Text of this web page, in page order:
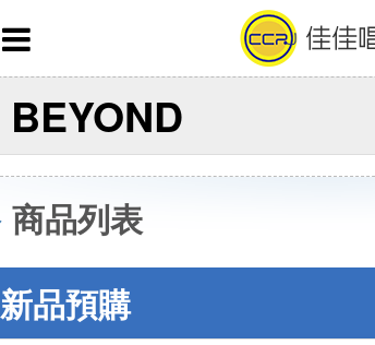
BEYOND
商品列表
新品預購